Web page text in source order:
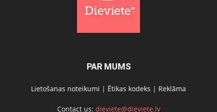
PAR MUMS
Lietošanas noteikumi | Ētikas kodeks | Reklāma
Contact us: dieviete@dieviete.lv